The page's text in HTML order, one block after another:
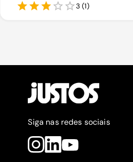
3 (1)
Siga nas redes sociais